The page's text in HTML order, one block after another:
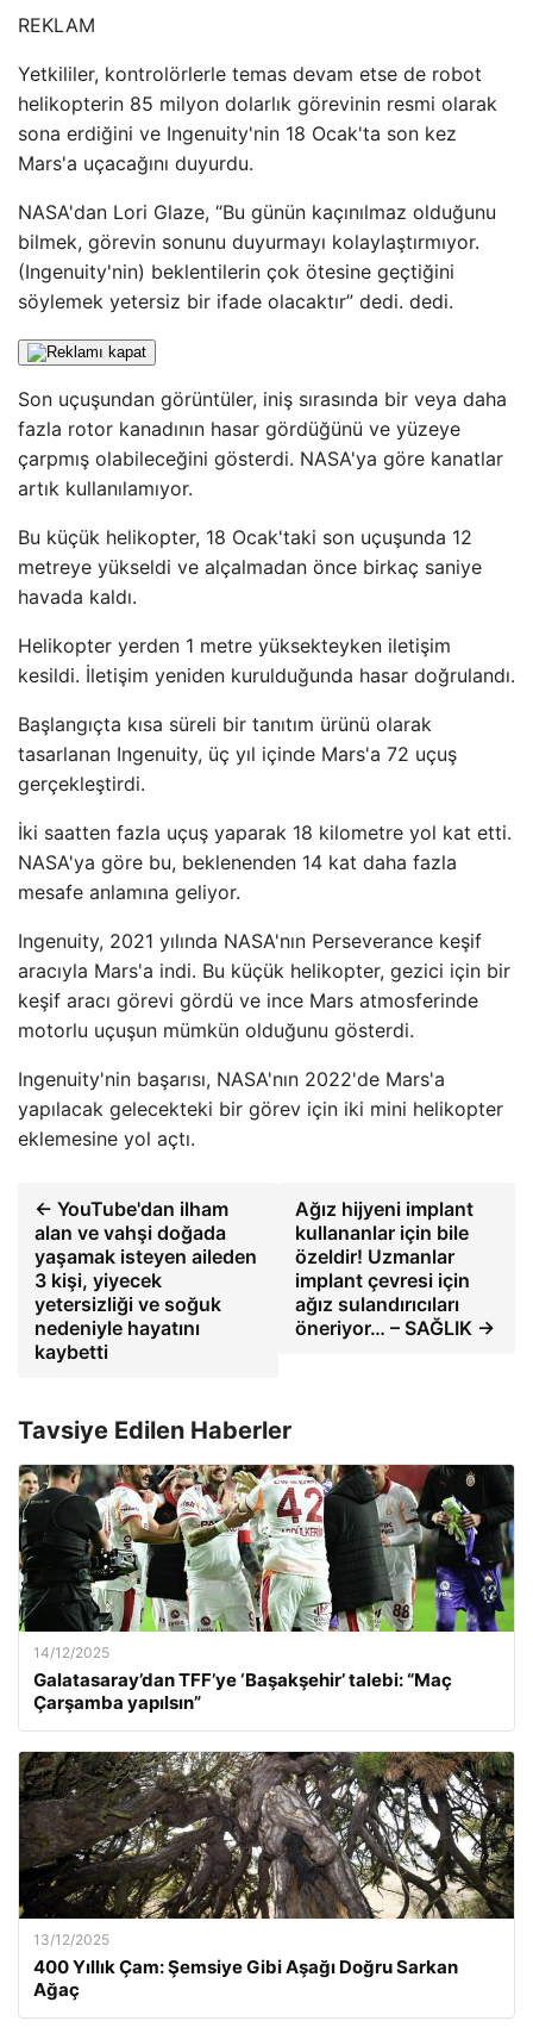
REKLAM
Yetkililer, kontrolörlerle temas devam etse de robot
helikopterin 85 milyon dolarlık görevinin resmi olarak
sona erdiğini ve Ingenuity'nin 18 Ocak'ta son kez
Mars'a uçacağını duyurdu.
NASA'dan Lori Glaze, “Bu günün kaçınılmaz olduğunu
bilmek, görevin sonunu duyurmayı kolaylaştırmıyor.
(Ingenuity'nin) beklentilerin çok ötesine geçtiğini
söylemek yetersiz bir ifade olacaktır” dedi. dedi.
Son uçuşundan görüntüler, iniş sırasında bir veya daha
fazla rotor kanadının hasar gördüğünü ve yüzeye
çarpmış olabileceğini gösterdi. NASA'ya göre kanatlar
artık kullanılamıyor.
Bu küçük helikopter, 18 Ocak'taki son uçuşunda 12
metreye yükseldi ve alçalmadan önce birkaç saniye
havada kaldı.
Helikopter yerden 1 metre yüksekteyken iletişim
kesildi. İletişim yeniden kurulduğunda hasar doğrulandı.
Başlangıçta kısa süreli bir tanıtım ürünü olarak
tasarlanan Ingenuity, üç yıl içinde Mars'a 72 uçuş
gerçekleştirdi.
İki saatten fazla uçuş yaparak 18 kilometre yol kat etti.
NASA'ya göre bu, beklenenden 14 kat daha fazla
mesafe anlamına geliyor.
Ingenuity, 2021 yılında NASA'nın Perseverance keşif
aracıyla Mars'a indi. Bu küçük helikopter, gezici için bir
keşif aracı görevi gördü ve ince Mars atmosferinde
motorlu uçuşun mümkün olduğunu gösterdi.
Ingenuity'nin başarısı, NASA'nın 2022'de Mars'a
yapılacak gelecekteki bir görev için iki mini helikopter
eklemesine yol açtı.
← YouTube'dan ilham
alan ve vahşi doğada
yaşamak isteyen aileden
3 kişi, yiyecek
yetersizliği ve soğuk
nedeniyle hayatını
kaybetti
Ağız hijyeni implant
kullananlar için bile
özeldir! Uzmanlar
implant çevresi için
ağız sulandırıcıları
öneriyor… – SAĞLIK →
Tavsiye Edilen Haberler
14/12/2025
Galatasaray’dan TFF’ye ‘Başakşehir’ talebi: “Maç
Çarşamba yapılsın”
13/12/2025
400 Yıllık Çam: Şemsiye Gibi Aşağı Doğru Sarkan
Ağaç